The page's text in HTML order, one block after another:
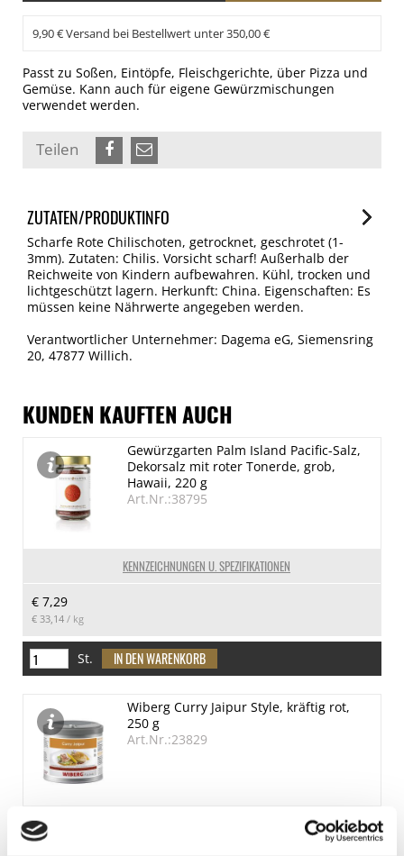
9,90 € Versand bei Bestellwert unter 350,00 €
Passt zu Soßen, Eintöpfe, Fleischgerichte, über Pizza und
Gemüse. Kann auch für eigene Gewürzmischungen
verwendet werden.
Teilen
ZUTATEN/PRODUKTINFO
Scharfe Rote Chilischoten, getrocknet, geschrotet (1-
3mm). Zutaten: Chilis. Vorsicht scharf! Außerhalb der
Reichweite von Kindern aufbewahren. Kühl, trocken und
lichtgeschützt lagern. Herkunft: China. Eigenschaften: Es
müssen keine Nährwerte angegeben werden.
Verantwortlicher Unternehmer: Dagema eG, Siemensring
20, 47877 Willich.
KUNDEN KAUFTEN AUCH
KENNZEICHNUNGEN U. SPEZIFIKATIONEN
Gewürzgarten Palm Island Pacific-Salz,
Dekorsalz mit roter Tonerde, grob,
Hawaii, 220 g
Art.Nr.:38795
€ 7,29
€ 33,14 / kg
St.
Wiberg Curry Jaipur Style, kräftig rot,
250 g
Art.Nr.:23829